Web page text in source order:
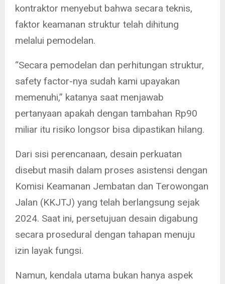
kontraktor menyebut bahwa secara teknis,
faktor keamanan struktur telah dihitung
melalui pemodelan.
“Secara pemodelan dan perhitungan struktur,
safety factor-nya sudah kami upayakan
memenuhi,” katanya saat menjawab
pertanyaan apakah dengan tambahan Rp90
miliar itu risiko longsor bisa dipastikan hilang.
Dari sisi perencanaan, desain perkuatan
disebut masih dalam proses asistensi dengan
Komisi Keamanan Jembatan dan Terowongan
Jalan (KKJTJ) yang telah berlangsung sejak
2024. Saat ini, persetujuan desain digabung
secara prosedural dengan tahapan menuju
izin layak fungsi.
Namun, kendala utama bukan hanya aspek